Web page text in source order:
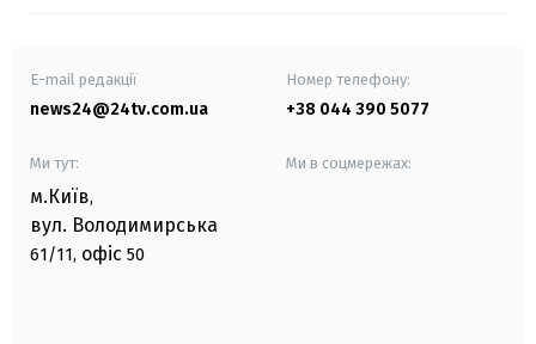
E-mail редакції
news24@24tv.com.ua
Номер телефону:
+38 044 390 5077
Ми тут:
м.Київ,
вул. Володимирська
61/11, офіс 50
Ми в соцмережах: